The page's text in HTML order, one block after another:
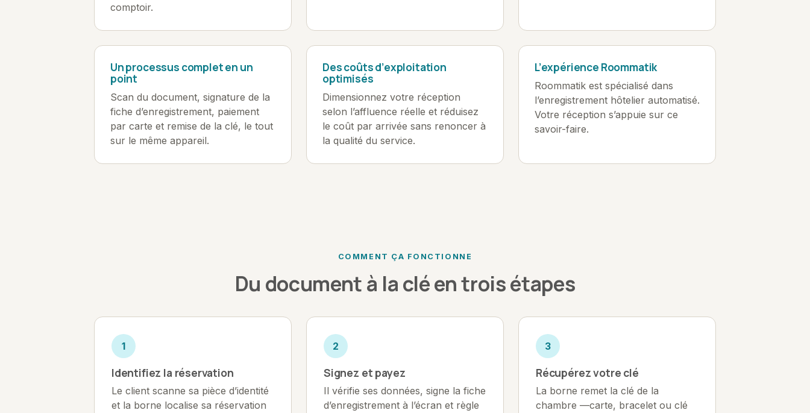
comptoir.
Un processus complet en un
point
Scan du document, signature de la
fiche d’enregistrement, paiement
par carte et remise de la clé, le tout
sur le même appareil.
Des coûts d’exploitation
optimisés
Dimensionnez votre réception
selon l’affluence réelle et réduisez
le coût par arrivée sans renoncer à
la qualité du service.
L’expérience Roommatik
Roommatik est spécialisé dans
l’enregistrement hôtelier automatisé.
Votre réception s’appuie sur ce
savoir-faire.
COMMENT ÇA FONCTIONNE
Du document à la clé en trois étapes
1
Identifiez la réservation
Le client scanne sa pièce d’identité
et la borne localise sa réservation
2
Signez et payez
Il vérifie ses données, signe la fiche
d’enregistrement à l’écran et règle
3
Récupérez votre clé
La borne remet la clé de la
chambre —carte, bracelet ou clé